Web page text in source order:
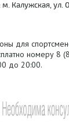
Калужская, ул.
для
номеру 8
до 20:00.